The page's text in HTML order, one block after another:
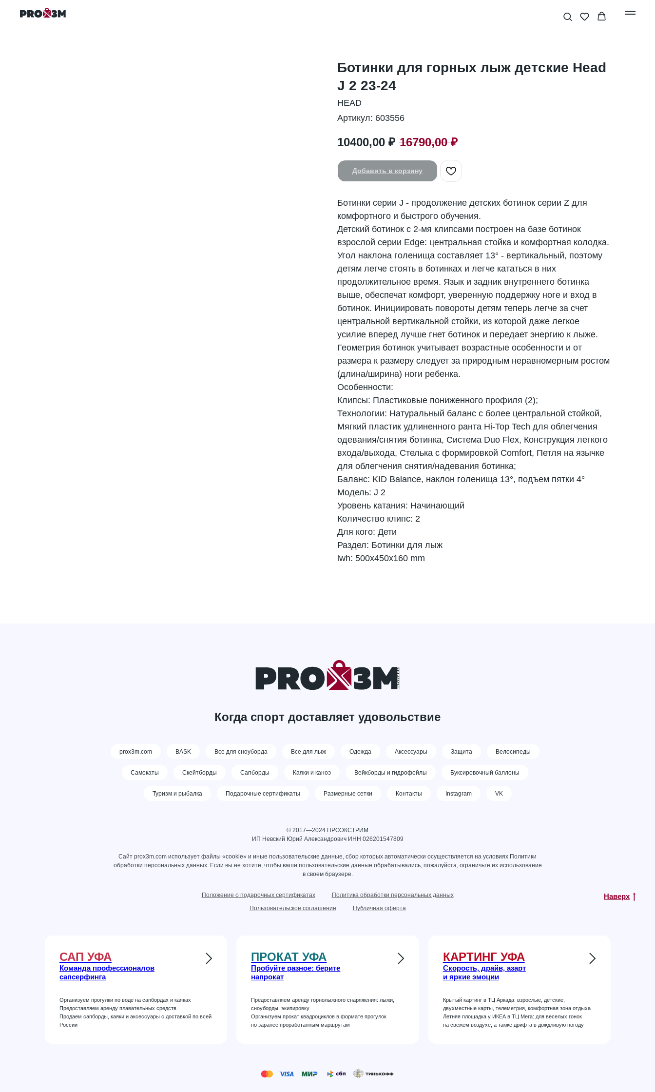
Ботинки для горных лыж детские Head
J 2 23-24
HEAD
Артикул: 603556
10400,00 ₽ 16790,00 ₽
Добавить в корзину
Ботинки серии J - продолжение детских ботинок серии Z для
комфортного и быстрого обучения.
Детский ботинок с 2-мя клипсами построен на базе ботинок
взрослой серии Edge: центральная стойка и комфортная колодка.
Угол наклона голенища составляет 13° - вертикальный, поэтому
детям легче стоять в ботинках и легче кататься в них
продолжительное время. Язык и задник внутреннего ботинка
выше, обеспечат комфорт, уверенную поддержку ноге и вход в
ботинок. Инициировать повороты детям теперь легче за счет
центральной вертикальной стойки, из которой даже легкое
усилие вперед лучше гнет ботинок и передает энергию к лыже.
Геометрия ботинок учитывает возрастные особенности и от
размера к размеру следует за природным неравномерным ростом
(длина/ширина) ноги ребенка.
Особенности:
Клипсы: Пластиковые пониженного профиля (2);
Технологии: Натуральный баланс с более центральной стойкой,
Мягкий пластик удлиненного ранта Hi-Top Tech для облегчения
одевания/снятия ботинка, Система Duo Flex, Конструкция легкого
входа/выхода, Стелька с формировкой Comfort, Петля на язычке
для облегчения снятия/надевания ботинка;
Баланс: KID Balance, наклон голенища 13°, подъем пятки 4°
Модель: J 2
Уровень катания: Начинающий
Количество клипс: 2
Для кого: Дети
Раздел: Ботинки для лыж
lwh: 500x450x160 mm
Когда спорт доставляет удовольствие
prox3m.com BASK Все для сноуборда Все для лыж Одежда Аксессуары Защита Велосипеды
Самокаты Скейтборды Сапборды Каяки и каноэ Вейкборды и гидрофойлы Буксировочный баллоны
Туризм и рыбалка Подарочные сертификаты Размерные сетки Контакты Instagram VK
© 2017—2024 ПРОЭКСТРИМ
ИП Невский Юрий Александрович ИНН 026201547809
Сайт prox3m.com использует файлы «cookie» и иные пользовательские данные, сбор которых автоматически осуществляется на условиях Политики
обработки персональных данных. Если вы не хотите, чтобы ваши пользовательские данные обрабатывались, пожалуйста, ограничьте их использование
в своем браузере.
Положение о подарочных сертификатах
Политика обработки персональных данных
Пользовательское соглашение
Публичная оферта
Наверх
САП УФА
Команда профессионалов
сапсерфинга
Организуем прогулки по воде на сапбордах и каяках
Предоставляем аренду плавательных средств
Продаем сапборды, каяки и аксессуары с доставкой по всей
России
ПРОКАТ УФА
Пробуйте разное: берите
напрокат
Предоставляем аренду горнолыжного снаряжения: лыжи,
сноуборды, экипировку
Организуем прокат квадроциклов в формате прогулок
по заранее проработанным маршрутам
КАРТИНГ УФА
Скорость, драйв, азарт
и яркие эмоции
Крытый картинг в ТЦ Аркада: взрослые, детские,
двухместные карты, телеметрия, комфортная зона отдыха
Летняя площадка у ИКЕА в ТЦ Мега: для веселых гонок
на свежем воздухе, а также дрифта в дождливую погоду